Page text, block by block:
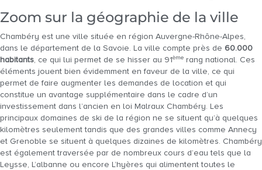
Zoom sur la géographie de la ville
Chambéry est une ville située en région Auvergne-Rhône-Alpes,
dans le département de la Savoie. La ville compte près de 60.000
habitants, ce qui lui permet de se hisser au 91ème rang national. Ces
éléments jouent bien évidemment en faveur de la ville, ce qui
permet de faire augmenter les demandes de location et qui
constitue un avantage supplémentaire dans le cadre d’un
investissement dans l’ancien en loi Malraux Chambéry. Les
principaux domaines de ski de la région ne se situent qu’à quelques
kilomètres seulement tandis que des grandes villes comme Annecy
et Grenoble se situent à quelques dizaines de kilomètres. Chambéry
est également traversée par de nombreux cours d’eau tels que la
Leysse, L’albanne ou encore L’hyères qui alimentent toutes le